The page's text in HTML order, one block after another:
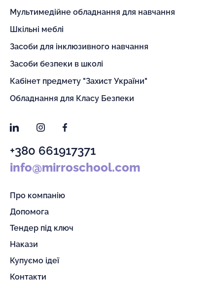
Мультимедійне обладнання для навчання
Шкільні меблі
Засоби для інклюзивного навчання
Засоби безпеки в школі
Кабінет предмету "Захист України"
Обладнання для Класу Безпеки
LinkedInInstagramFacebook
+380 661917371
info@mirroschool.com
Про компанію
Допомога
Тендер під ключ
Накази
Купуємо ідеї
Контакти